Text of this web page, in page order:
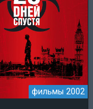
фильмы 2002